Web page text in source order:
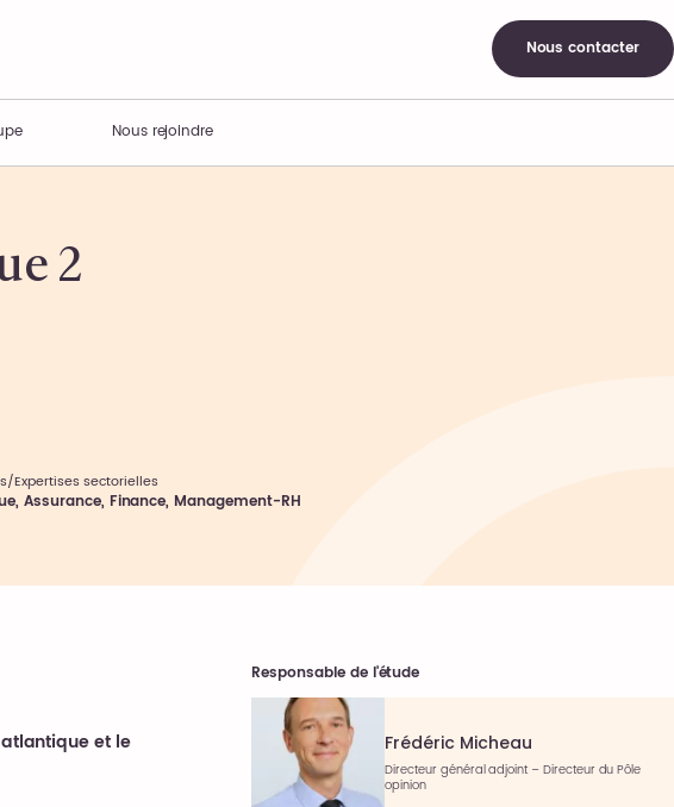
Nous contacter
Nous rejoindre
2
Expertises sectorielles
Assurance, Finance, Management-RH
et le
Responsable de l'étude
Frédéric Micheau
Directeur général adjoint – Directeur du Pôle
opinion